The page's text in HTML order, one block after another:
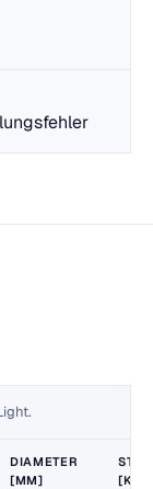
DIAMETER
[MM]
[KG]